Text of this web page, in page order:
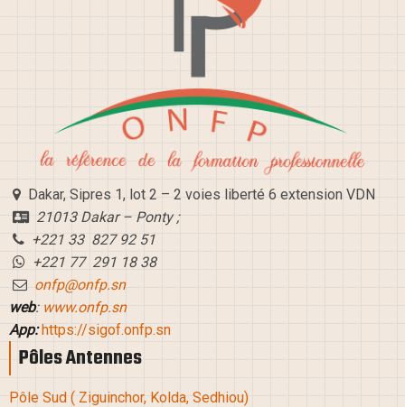
Dakar, Sipres 1, lot 2 – 2 voies liberté 6 extension VDN
21013 Dakar – Ponty ;
+221 33 827 92 51
+221 77 291 18 38
onfp@onfp.sn
web: www.onfp.sn
App:https://sigof.onfp.sn
Pôles Antennes
Pôle Sud ( Ziguinchor, Kolda, Sedhiou)